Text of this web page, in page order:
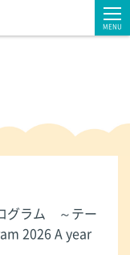
MENU
グラム ～テー
2026 A year